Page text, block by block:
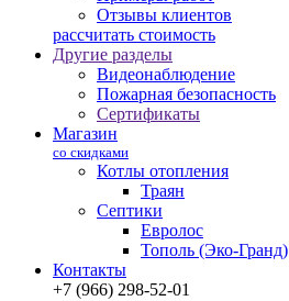
Отзывы клиентов
рассчитать стоимость
Другие разделы
Видеонаблюдение
Пожарная безопасность
Сертификаты
Магазин
со скидками
Котлы отопления
Траян
Септики
Евролос
Тополь (Эко-Гранд)
Контакты
+7 (966) 298-52-01